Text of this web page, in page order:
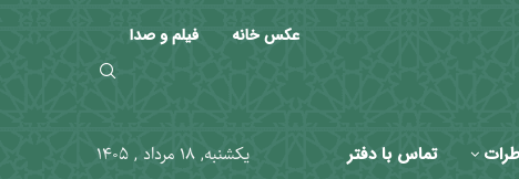
عکس خانه فیلم و صدا
تماس با دفتر یکشنبه, ۱۸ مرداد , ۱۴۰۵